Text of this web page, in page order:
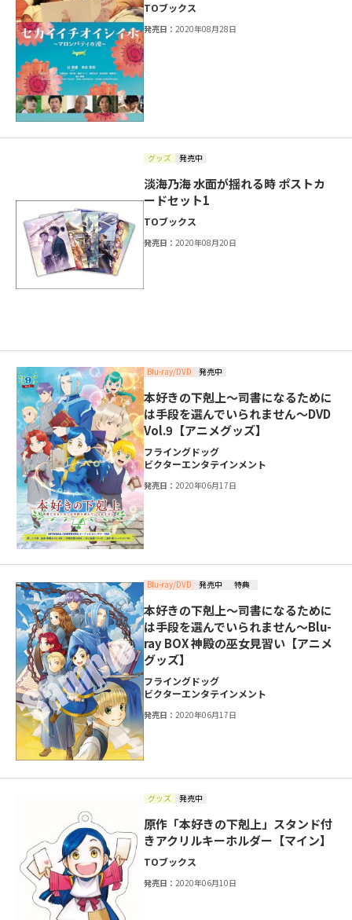
TOブックス
発売日：2020年08月28日
グッズ 発売中
淡海乃海 水面が揺れる時 ポストカ
ードセット1
TOブックス
発売日：2020年08月20日
Blu-ray/DVD 発売中
本好きの下剋上～司書になるために
は手段を選んでいられません～DVD
Vol.9【アニメグッズ】
フライングドッグ
ビクターエンタテインメント
発売日：2020年06月17日
Blu-ray/DVD 発売中 特典
本好きの下剋上～司書になるために
は手段を選んでいられません～Blu-
ray BOX 神殿の巫女見習い【アニメ
グッズ】
フライングドッグ
ビクターエンタテインメント
発売日：2020年06月17日
グッズ 発売中
原作「本好きの下剋上」スタンド付
きアクリルキーホルダー【マイン】
TOブックス
発売日：2020年06月10日